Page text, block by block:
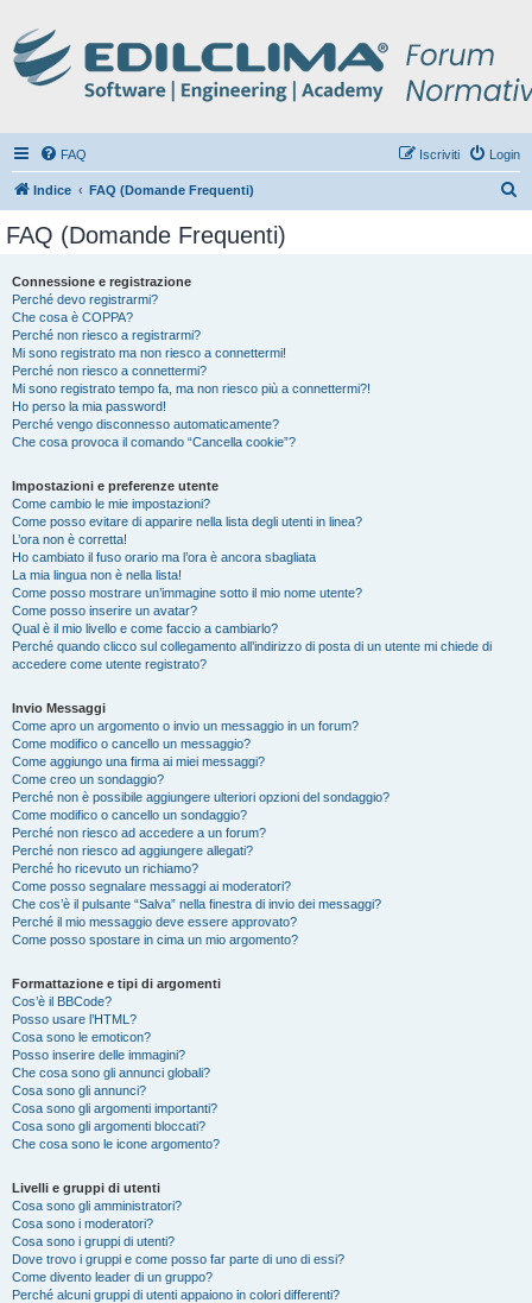
FAQ Login
Iscriviti
Indice FAQ (Domande Frequenti)
FAQ (Domande Frequenti)
Connessione e registrazione
Perché devo registrarmi?
Che cosa è COPPA?
Perché non riesco a registrarmi?
Mi sono registrato ma non riesco a connettermi!
Perché non riesco a connettermi?
Mi sono registrato tempo fa, ma non riesco più a connettermi?!
Ho perso la mia password!
Perché vengo disconnesso automaticamente?
Che cosa provoca il comando “Cancella cookie”?
Impostazioni e preferenze utente
Come cambio le mie impostazioni?
Come posso evitare di apparire nella lista degli utenti in linea?
L’ora non è corretta!
Ho cambiato il fuso orario ma l’ora è ancora sbagliata
La mia lingua non è nella lista!
Come posso mostrare un’immagine sotto il mio nome utente?
Come posso inserire un avatar?
Qual è il mio livello e come faccio a cambiarlo?
Perché quando clicco sul collegamento all’indirizzo di posta di un utente mi chiede di
accedere come utente registrato?
Invio Messaggi
Come apro un argomento o invio un messaggio in un forum?
Come modifico o cancello un messaggio?
Come aggiungo una firma ai miei messaggi?
Come creo un sondaggio?
Perché non è possibile aggiungere ulteriori opzioni del sondaggio?
Come modifico o cancello un sondaggio?
Perché non riesco ad accedere a un forum?
Perché non riesco ad aggiungere allegati?
Perché ho ricevuto un richiamo?
Come posso segnalare messaggi ai moderatori?
Che cos’è il pulsante “Salva” nella finestra di invio dei messaggi?
Perché il mio messaggio deve essere approvato?
Come posso spostare in cima un mio argomento?
Formattazione e tipi di argomenti
Cos’è il BBCode?
Posso usare l’HTML?
Cosa sono le emoticon?
Posso inserire delle immagini?
Che cosa sono gli annunci globali?
Cosa sono gli annunci?
Cosa sono gli argomenti importanti?
Cosa sono gli argomenti bloccati?
Che cosa sono le icone argomento?
Livelli e gruppi di utenti
Cosa sono gli amministratori?
Cosa sono i moderatori?
Cosa sono i gruppi di utenti?
Dove trovo i gruppi e come posso far parte di uno di essi?
Come divento leader di un gruppo?
Perché alcuni gruppi di utenti appaiono in colori differenti?